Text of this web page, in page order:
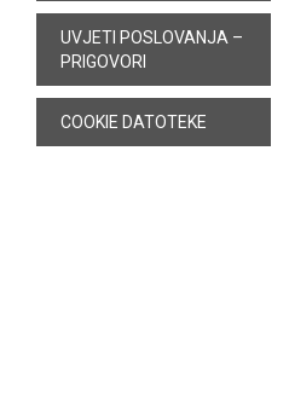
UVJETI POSLOVANJA –
PRIGOVORI
COOKIE DATOTEKE